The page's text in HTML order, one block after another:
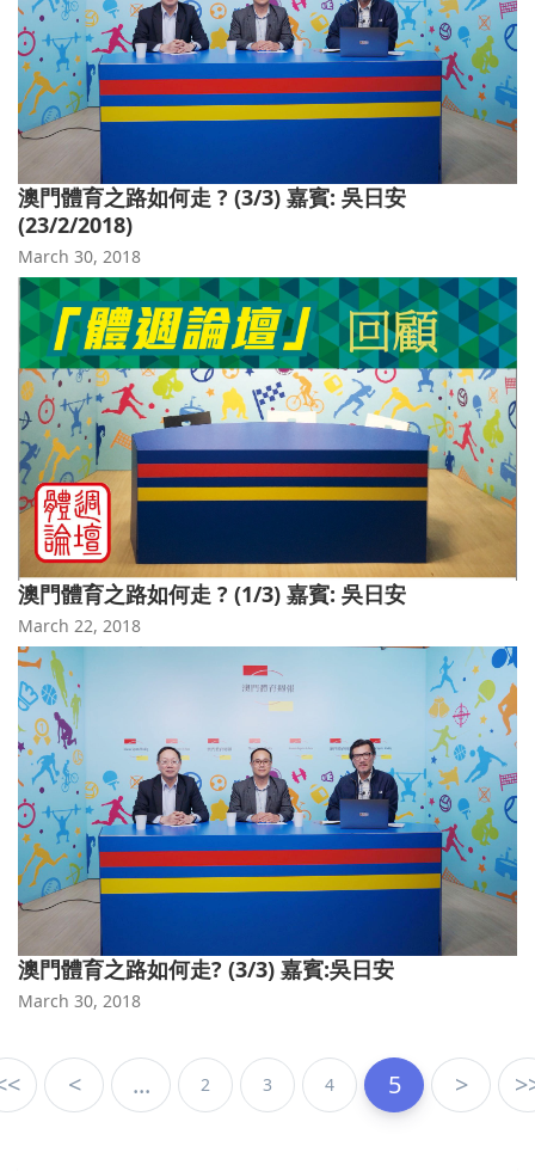
澳門體育之路如何走 ? (3/3) 嘉賓: 吳日安
(23/2/2018)
March 30, 2018
澳門體育之路如何走 ? (1/3) 嘉賓: 吳日安
March 22, 2018
澳門體育之路如何走? (3/3) 嘉賓:吳日安
March 30, 2018
< ... 2 3 4 5 >